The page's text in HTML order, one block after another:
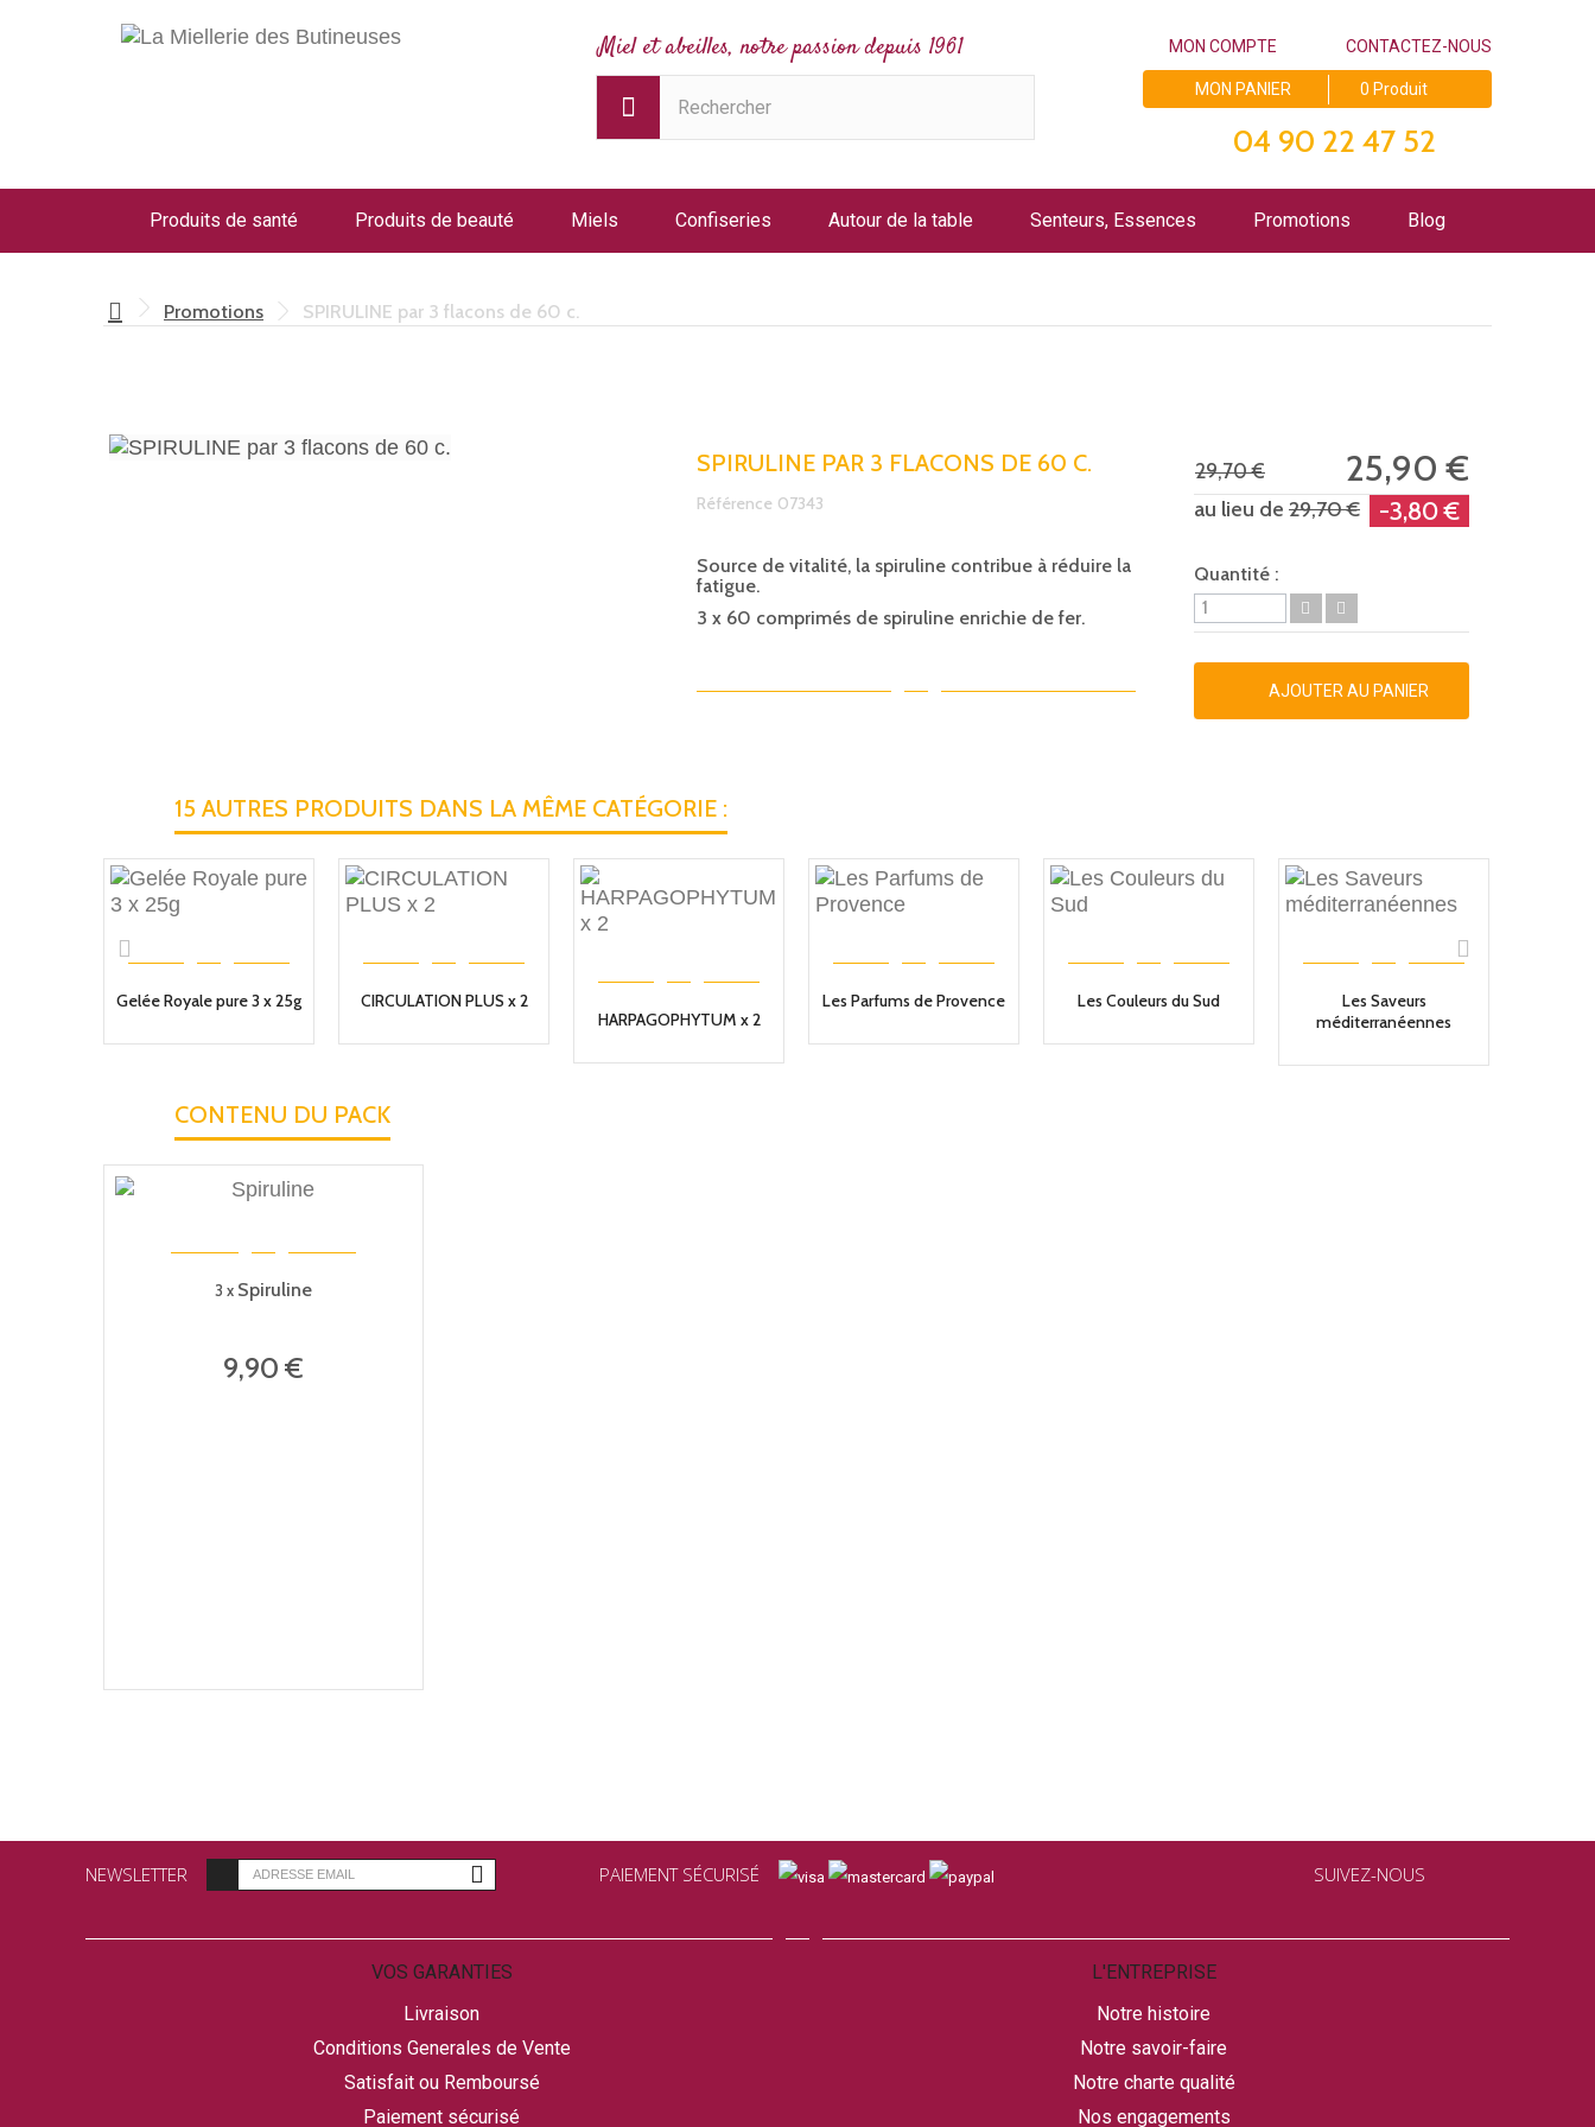
Miel et abeilles, notre passion depuis 1961 MON COMPTE CONTACTEZ-NOUS
MON PANIER 0 Produit
04 90 22 47 52
Produits de santé Produits de beauté Miels Confiseries Autour de la table Senteurs, Essences Promotions Blog
Promotions SPIRULINE par 3 flacons de 60 c.
SPIRULINE PAR 3 FLACONS DE 60 C.
Référence 07343
Source de vitalité, la spiruline contribue à réduire la
fatigue.
3 x 60 comprimés de spiruline enrichie de fer.
25,90 €
29,70 €
-3,80 €
au lieu de 29,70 €
Quantité :
AJOUTER AU PANIER
15 AUTRES PRODUITS DANS LA MÊME CATÉGORIE :
Gelée Royale pure 3 x 25g
CIRCULATION PLUS x 2
HARPAGOPHYTUM x 2
Les Parfums de Provence Les Couleurs du Sud
Les Saveurs
méditerranéennes
CONTENU DU PACK
3 x Spiruline
9,90 €
NEWSLETTER PAIEMENT SÉCURISÉ SUIVEZ-NOUS
VOS GARANTIES
Livraison
Conditions Generales de Vente
Satisfait ou Remboursé
Paiement sécurisé
L'ENTREPRISE
Notre histoire
Notre savoir-faire
Notre charte qualité
Nos engagements